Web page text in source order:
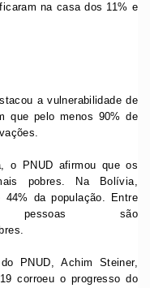
na casa dos 11% e
a vulnerabilidade de
que pelo menos 90% de
o PNUD afirmou que os
pobres. Na Bolívia,
44% da população. Entre
são
PNUD, Achim Steiner,
corroeu o progresso do